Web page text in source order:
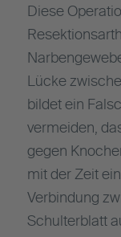
Diese
Lücke
bildet ein
vermeiden,
gegen
mit der Zeit
Verbindung
Schulterblatt